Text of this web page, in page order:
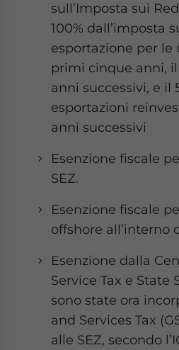
sull’Imposta sui
100% dall’imposta
esportazione per le
primi cinque anni,
anni successivi, e il
esportazioni
anni successivi
Esenzione fiscale
SEZ.
Esenzione fiscale
offshore all’interno
Esenzione dalla
Service Tax e State
sono state ora
and Services Tax
alle SEZ, secondo